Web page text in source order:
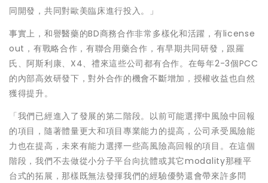
同開發，共同對歐美臨床進行投入。」
事實上，和譽醫藥的BD商務合作非常多樣化和活躍，有license
out，有戰略合作，有聯合用藥合作，有早期共同研發，跟羅
氏、阿斯利康、X4、禮來這些公司都有合作。在每年2-3個PCC
的內部高效研發下，對外合作的機會不斷增加，授權收益也自然
獲得提升。
「我們已經進入了發展的第二階段。以前可能選擇中風險中回報
的項目，隨著體量更大和項目專業能力的提高，公司承受風險能
力也在提高，未來有能力選擇一些高風險高回報的項目。在這個
階段，我們不去做從小分子平台向抗體或其它modality那種平
台式的拓展，那樣既無法發揮我們的經驗優勢還會帶來許多問